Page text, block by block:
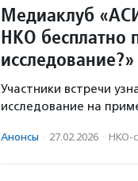
Медиаклуб
НКО бесплатно
исследование?»
Участники встречи
исследование на
Анонсы · 27.02.2026 · НКО-